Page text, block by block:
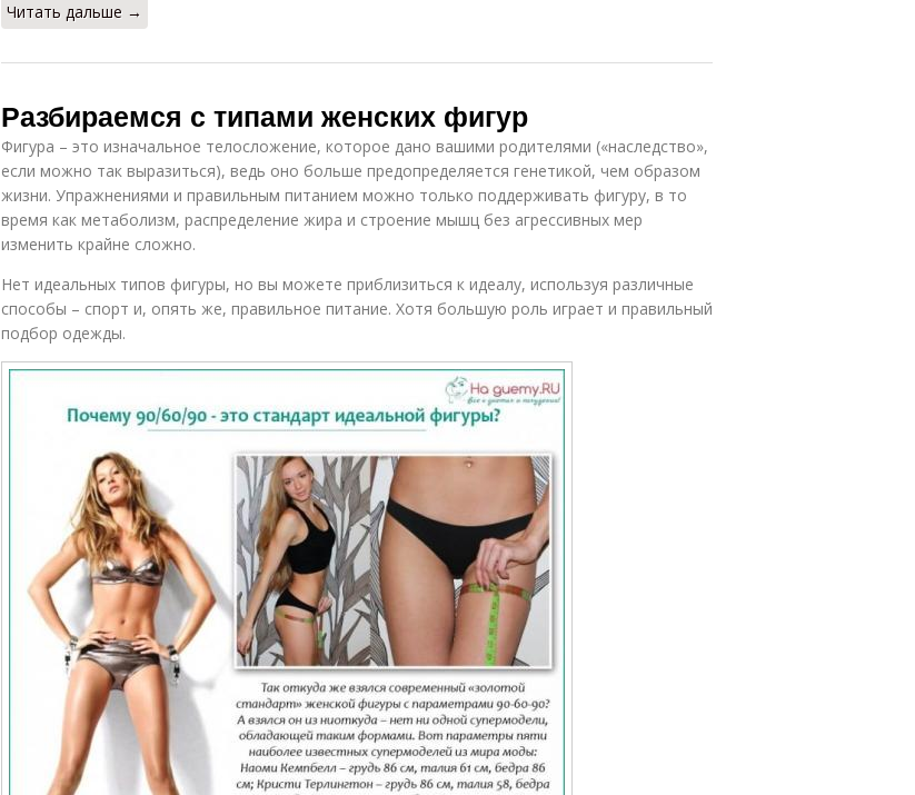
Читать дальше →
Разбираемся с типами женских фигур
Фигура – это изначальное телосложение, которое дано вашими родителями («наследство»,
если можно так выразиться), ведь оно больше предопределяется генетикой, чем образом
жизни. Упражнениями и правильным питанием можно только поддерживать фигуру, в то
время как метаболизм, распределение жира и строение мышц без агрессивных мер
изменить крайне сложно.
Нет идеальных типов фигуры, но вы можете приблизиться к идеалу, используя различные
способы – спорт и, опять же, правильное питание. Хотя большую роль играет и правильный
подбор одежды.